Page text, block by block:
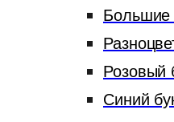
Большие
Розовый
Синий